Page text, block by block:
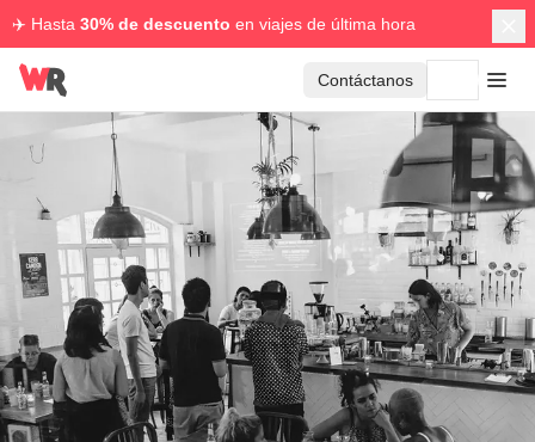
✈️ Hasta 30% de descuento en viajes de última hora
Contáctanos